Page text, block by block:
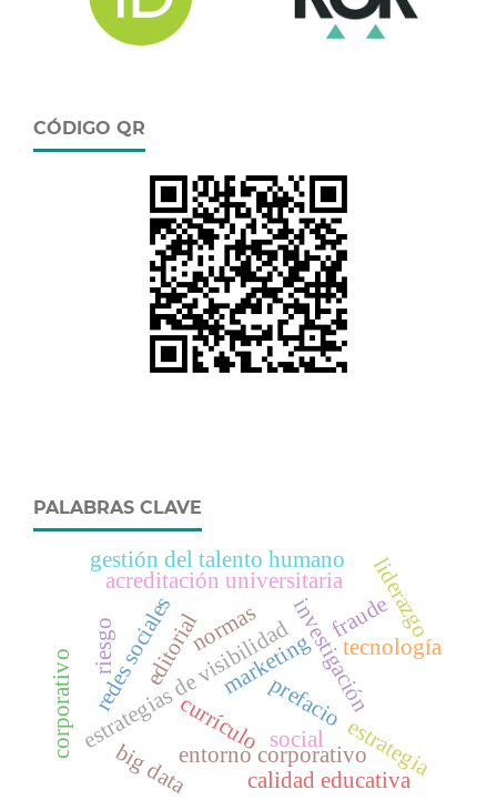
CÓDIGO QR
PALABRAS CLAVE
estrategias de visibilidad
currículo
investigación
acreditación universitaria
editorial
prefacio
gestión del talento humano
entorno corporativo
redes sociales marketing
normas
big data estrategia
riesgo
fraude
tecnología
liderazgo
social
corporativo
calidad educativa